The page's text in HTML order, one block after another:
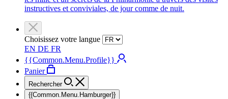
instructives et conviviales, de jour comme de nuit.
Choisissez votre langue
EN DE FR
{{Common.Menu.Profile}}
Panier
Rechercher
{{Common.Menu.Hamburger}}